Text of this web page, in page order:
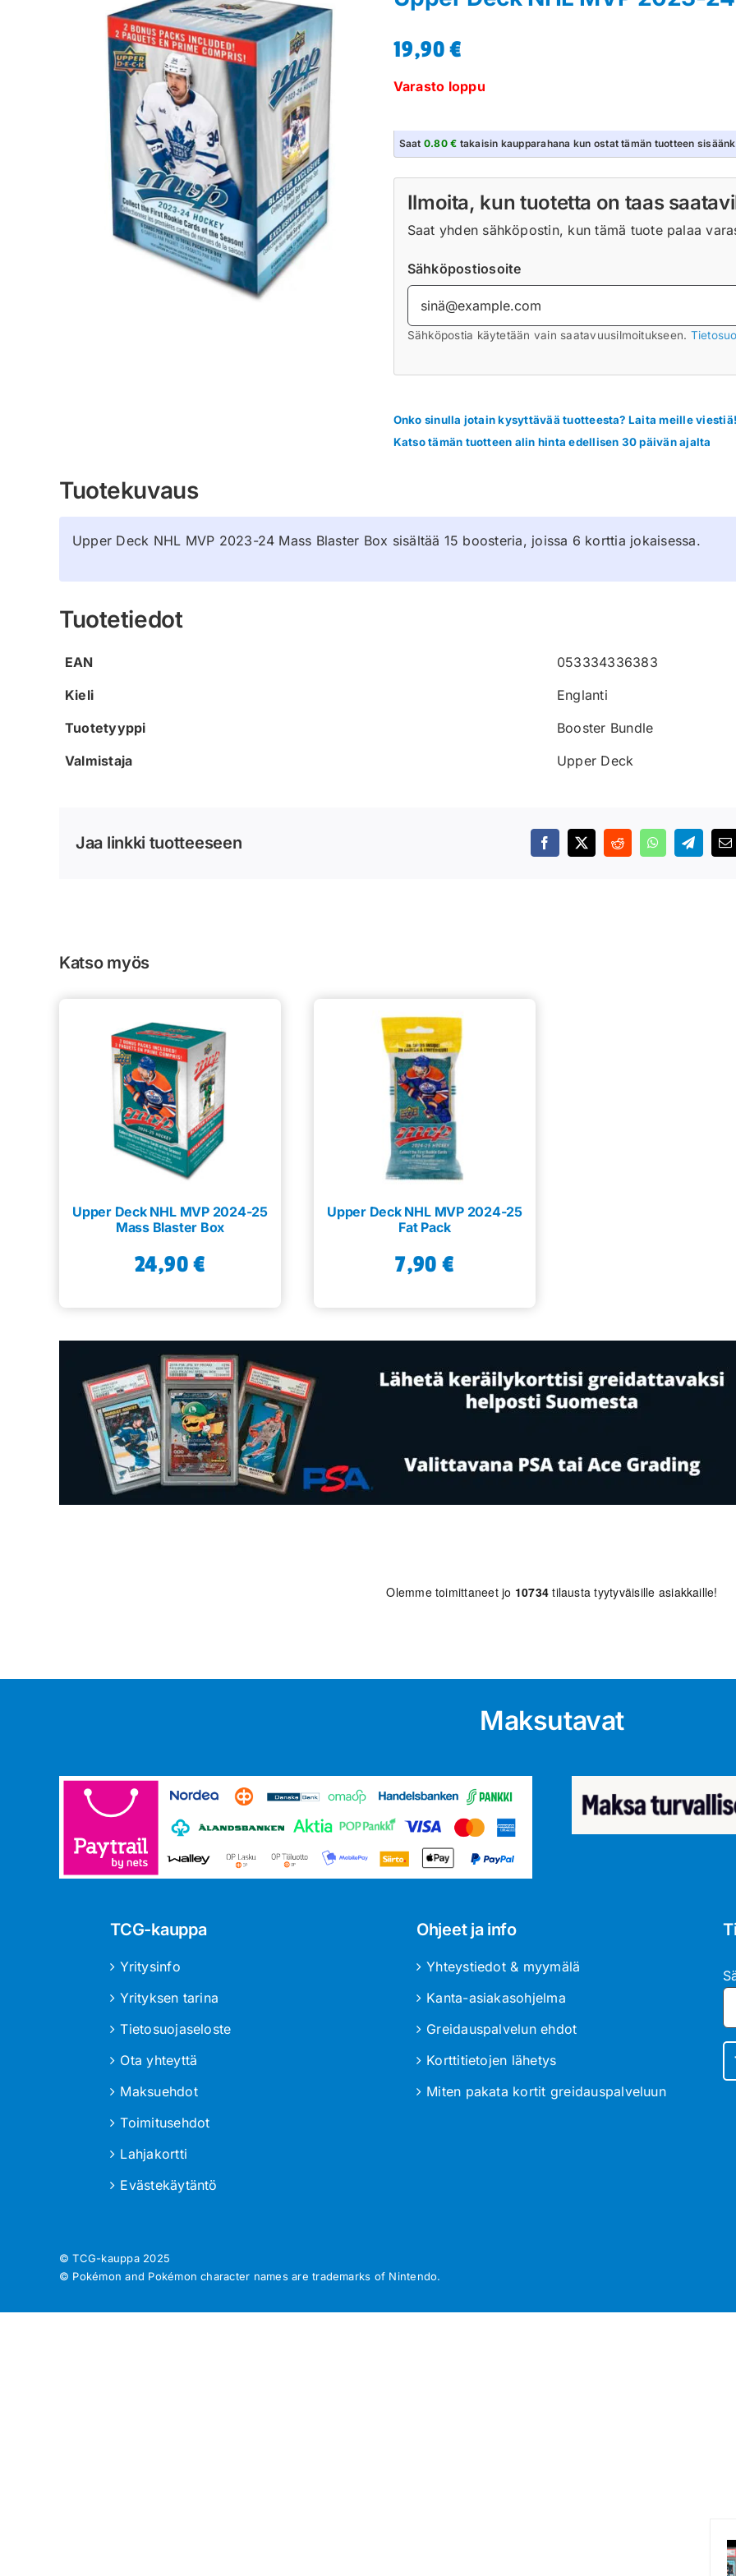
19,90€
Varasto loppu
Saat 0.80 € takaisin kaupparahana kun ostat tämän tuotteen
Ilmoita, kun tuotetta on taas
Saat yhden sähköpostin, kun tämä tuote palaa
Sähköpostiosoite
Sähköpostia käytetään vain saatavuusilmoitukseen.
Onko sinulla jotain kysyttävää tuotteesta? Laita meille
Katso tämän tuotteen alin hinta edellisen 30 päivän ajalta
Tuotekuvaus
Upper Deck NHL MVP 2023-24 Mass Blaster Box sisältää 15 boosteria, joissa 6 korttia jokaisessa.
Tuotetiedot
EAN
053334336383
Kieli
Englanti
Tuotetyyppi
Booster Bundle
Valmistaja
Upper Deck
Jaa linkki tuotteeseen
Katso myös
Upper Deck NHL MVP 2024-25
Mass Blaster Box
24,90€
Upper Deck NHL MVP 2024-25
Fat Pack
7,90 €
Olemme toimittaneet jo 10734 tilausta tyytyväisille asiakkaille!
Maksutavat
TCG-kauppa
Yritysinfo
Yrityksen tarina
Tietosuojaseloste
Ota yhteyttä
Maksuehdot
Toimitusehdot
Lahjakortti
Evästekäytäntö
Ohjeet ja info
Yhteystiedot & myymälä
Kanta-asiakasohjelma
Greidauspalvelun ehdot
Korttitietojen lähetys
Miten pakata kortit greidauspalveluun
© TCG-kauppa 2025
© Pokémon and Pokémon character names are trademarks of Nintendo.